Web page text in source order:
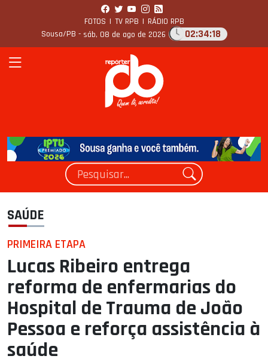
FOTOS | TV RPB | RÁDIO RPB
Sousa/PB - sáb, 08 de ago de 2026 02:34:19
SAÚDE
PRIMEIRA ETAPA
Lucas Ribeiro entrega
reforma de enfermarias do
Hospital de Trauma de João
Pessoa e reforça assistência à
saúde